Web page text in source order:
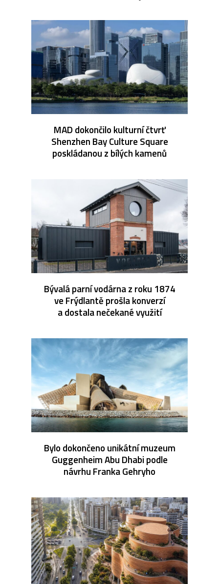
MAD dokončilo kulturní čtvrť
Shenzhen Bay Culture Square
poskládanou z bílých kamenů
Bývalá parní vodárna z roku 1874
ve Frýdlantě prošla konverzí
a dostala nečekané využití
Bylo dokončeno unikátní muzeum
Guggenheim Abu Dhabi podle
návrhu Franka Gehryho